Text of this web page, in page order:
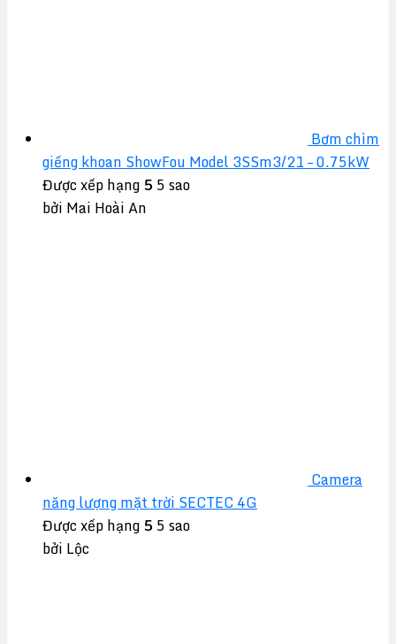
Bơm chìm
giếng khoan ShowFou Model 3SSm3/21 – 0.75kW
Được xếp hạng5 5 sao
bởi Mai Hoài An
Camera
năng lượng mặt trời SECTEC 4G
Được xếp hạng5 5 sao
bởi Lộc